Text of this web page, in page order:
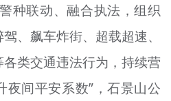
种联动、融合执法，组织
、飙车炸街、超载超速、
类交通违法行为，持续营
夜间平安系数”，石景山公